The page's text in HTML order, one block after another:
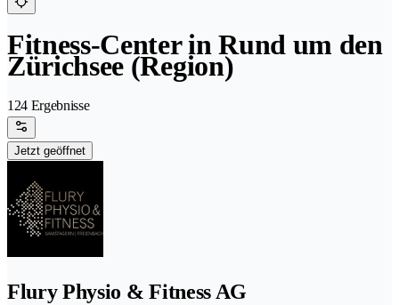
Fitness-Center in Rund um den
Zürichsee (Region)
124 Ergebnisse
Jetzt geöffnet
Flury Physio & Fitness AG